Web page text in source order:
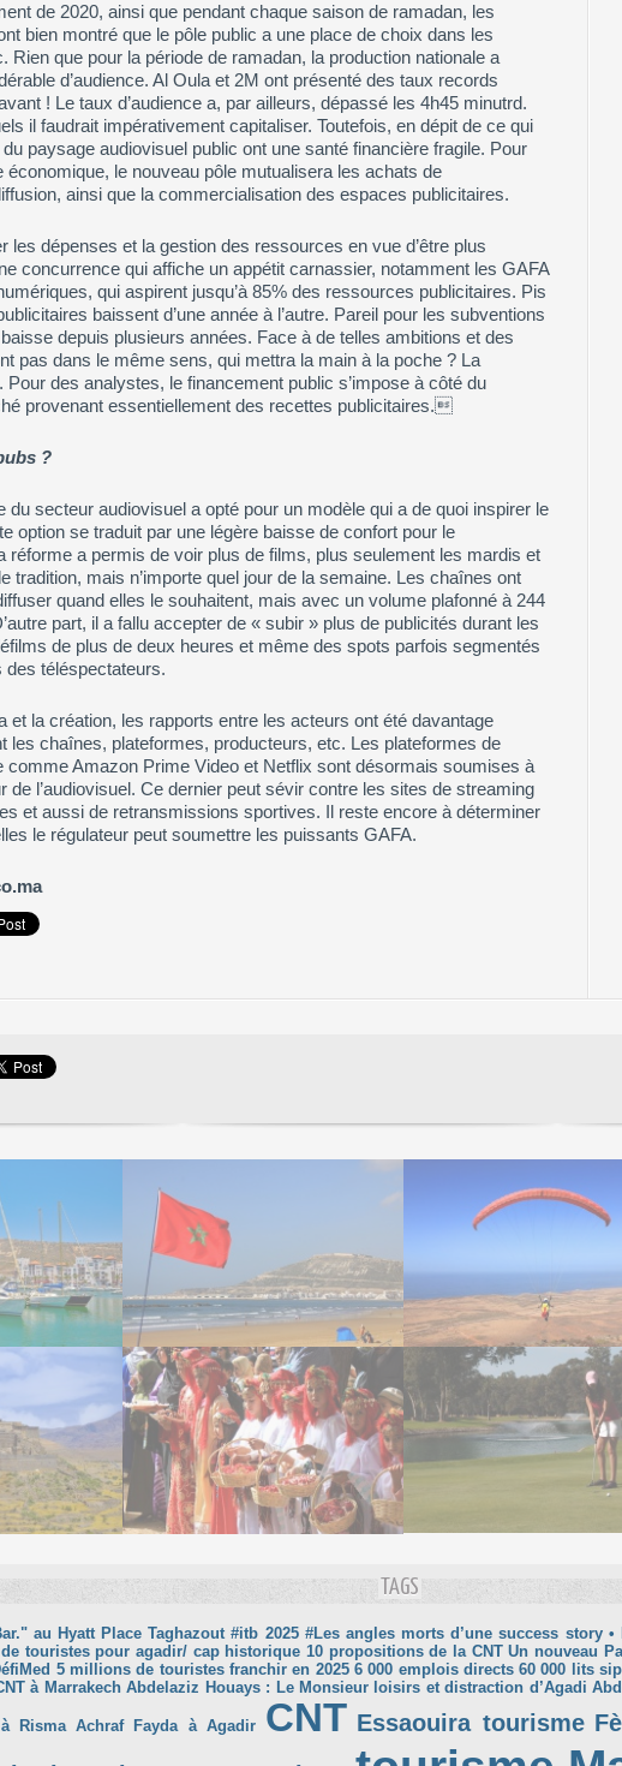
de 2020, ainsi que pendant chaque saison de ramadan, les
bien montré que le pôle public a une place de choix dans les
Rien que pour la période de ramadan, la production nationale a
d’audience. Al Oula et 2M ont présenté des taux records
! Le taux d’audience a, par ailleurs, dépassé les 4h45 minutrd.
il faudrait impérativement capitaliser. Toutefois, en dépit de ce qui
paysage audiovisuel public ont une santé financière fragile. Pour
économique, le nouveau pôle mutualisera les achats de
ainsi que la commercialisation des espaces publicitaires.
les dépenses et la gestion des ressources en vue d’être plus
concurrence qui affiche un appétit carnassier, notamment les GAFA
qui aspirent jusqu’à 85% des ressources publicitaires. Pis
baissent d’une année à l’autre. Pareil pour les subventions
depuis plusieurs années. Face à de telles ambitions et des
pas dans le même sens, qui mettra la main à la poche ? La
Pour des analystes, le financement public s’impose à côté du
provenant essentiellement des recettes publicitaires.
?
du secteur audiovisuel a opté pour un modèle qui a de quoi inspirer le
option se traduit par une légère baisse de confort pour le
réforme a permis de voir plus de films, plus seulement les mardis et
tradition, mais n’importe quel jour de la semaine. Les chaînes ont
quand elles le souhaitent, mais avec un volume plafonné à 244
part, il a fallu accepter de « subir » plus de publicités durant les
de plus de deux heures et même des spots parfois segmentés
des téléspectateurs.
et la création, les rapports entre les acteurs ont été davantage
les chaînes, plateformes, producteurs, etc. Les plateformes de
comme Amazon Prime Video et Netflix sont désormais soumises à
de l’audiovisuel. Ce dernier peut sévir contre les sites de streaming
et aussi de retransmissions sportives. Il reste encore à déterminer
le régulateur peut soumettre les puissants GAFA.
TAGS
au Hyatt Place Taghazout #itb 2025 #Les angles morts d’une success story •
touristes pour agadir/ cap historique 10 propositions de la CNT Un nouveau
5 millions de touristes franchir en 2025 6 000 emplois directs 60 000 lits
à Marrakech Abdelaziz Houays : Le Monsieur loisirs et distraction d’Agadi
Risma Achraf Fayda à Agadir CNT Essaouira tourisme